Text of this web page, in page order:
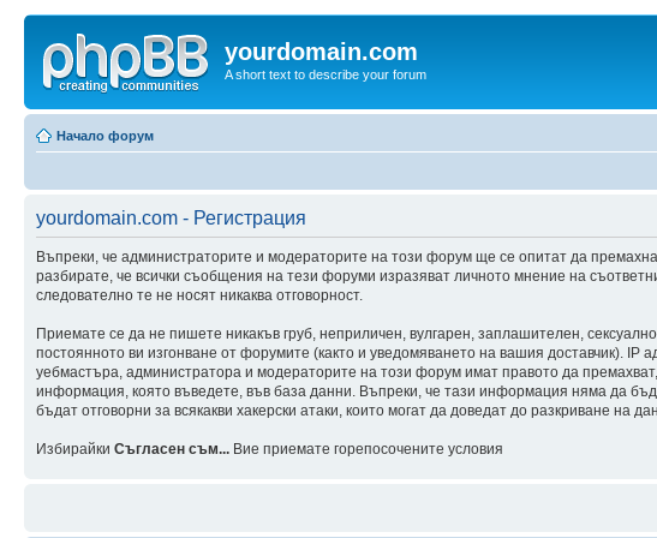
yourdomain.com
A short text to describe your forum
Начало форум
yourdomain.com - Регистрация
Въпреки, че администраторите и модераторите на този форум ще се опитат да
разбирате, че всички съобщения на тези форуми изразяват личното мнение на
следователно те не носят никаква отговорност.
Приемате се да не пишете никакъв груб, неприличен, вулгарен, заплашителен,
постоянното ви изгонване от форумите (както и уведомяването на вашия доставчик).
уебмастъра, администратора и модераторите на този форум имат правото да
информация, която въведете, във база данни. Въпреки, че тази информация няма да
бъдат отговорни за всякакви хакерски атаки, които могат да доведат до разкриване на
Избирайки Съгласен съм... Вие приемате горепосочените условия